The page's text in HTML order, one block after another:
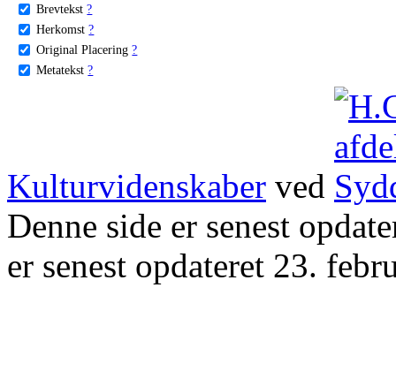
Brevtekst ?
Herkomst ?
Original Placering ?
Metatekst ?
Kulturvidenskaber ved
Denne side er senest
er senest opdateret 23.